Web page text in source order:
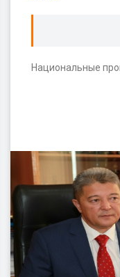
Национальные